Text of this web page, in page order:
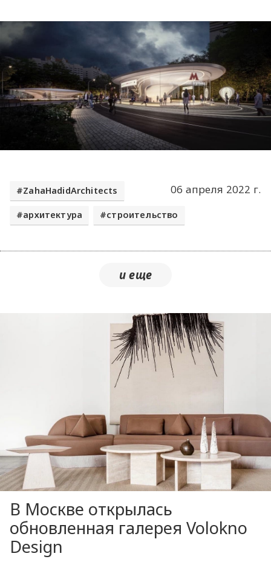
06 апреля 2022 г.
ZahaHadidArchitects
архитектура строительство
В Москве открылась
обновленная галерея Volokno
Design